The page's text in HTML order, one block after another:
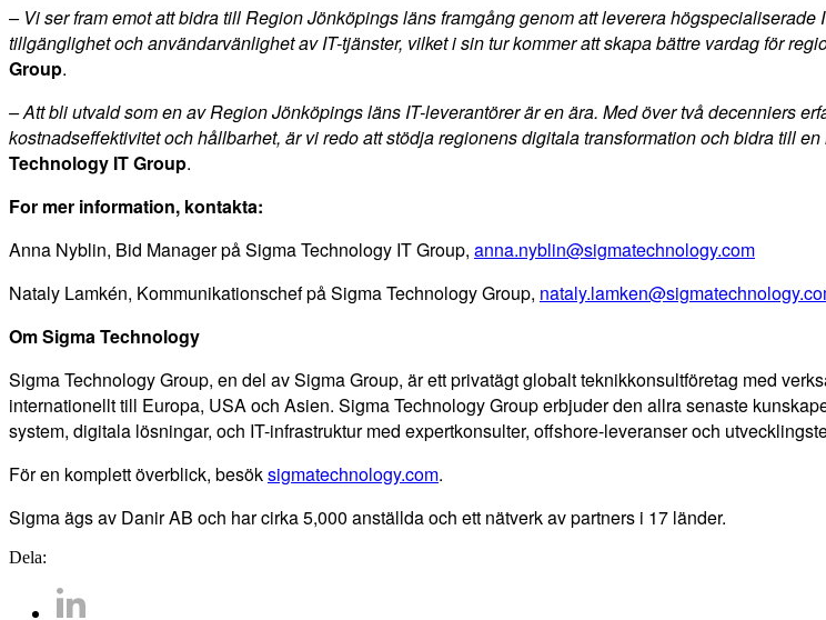
– Vi ser fram emot att bidra till Region Jönköpings läns framgång genom att leverera
tillgänglighet och användarvänlighet av IT-tjänster, vilket i sin tur kommer att skapa bättre vardag för
Group.
– Att bli utvald som en av Region Jönköpings läns IT-leverantörer är en ära. Med över två decenniers
kostnadseffektivitet och hållbarhet, är vi redo att stödja regionens digitala transformation och bidra till
Technology IT Group.
For mer information, kontakta:
Anna Nyblin, Bid Manager på Sigma Technology IT Group, anna.nyblin@sigmatechnology.com
Nataly Lamkén, Kommunikationschef på Sigma Technology Group,
Om Sigma Technology
Sigma Technology Group, en del av Sigma Group, är ett privatägt globalt teknikkonsultföretag med
internationellt till Europa, USA och Asien. Sigma Technology Group erbjuder den allra senaste
system, digitala lösningar, och IT-infrastruktur med expertkonsulter, offshore-leveranser och
För en komplett överblick, besöksigmatechnology.com.
Sigma ägs av Danir AB och har cirka 5,000 anställda och ett nätverk av partners i 17 länder.
Dela: